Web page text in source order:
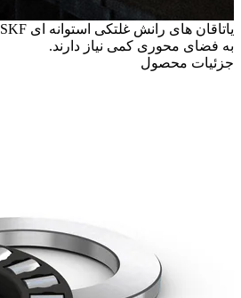
به فضای محوری کمی نیاز دارند.
جزئیات محصول